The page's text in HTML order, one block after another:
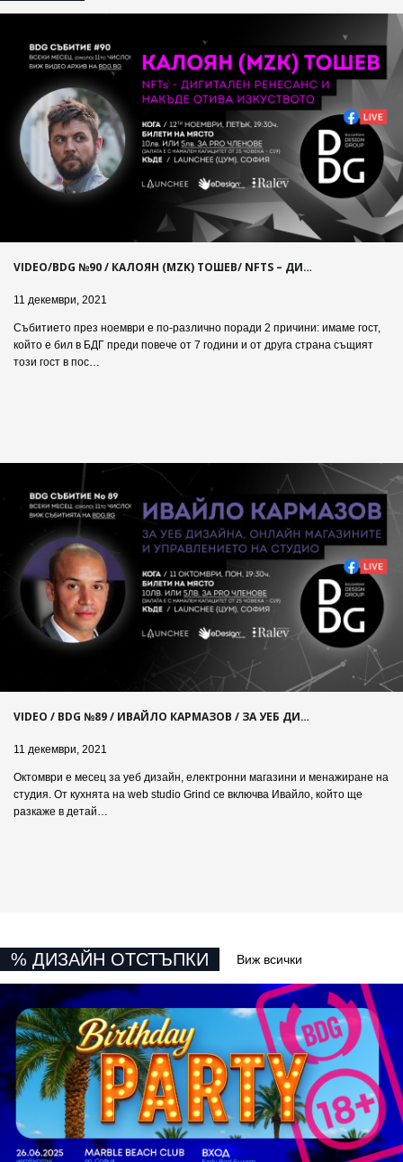
VIDEO/BDG №90 / КАЛОЯН (MZK) ТОШЕВ/ NFTS – ДИ…
11 декември, 2021
Събитието през ноември e по-различно поради 2 причини: имаме гост,
който е бил в БДГ преди повече от 7 години и от друга страна същият
този гост в пос…
VIDEO / BDG №89 / ИВАЙЛО КАРМАЗОВ / ЗА УЕБ ДИ…
11 декември, 2021
Октомври е месец за уеб дизайн, електронни магазини и менажиране на
студия. От кухнятa на web studio Grind се включва Ивайло, който ще
разкаже в детай…
% ДИЗАЙН ОТСТЪПКИ Виж всички